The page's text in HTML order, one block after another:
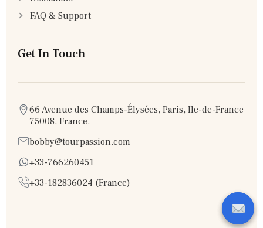
FAQ & Support
Get In Touch
66 Avenue des Champs-Élysées, Paris, Ile-de-France
75008, France.
bobby@tourpassion.com
+33-766260451
+33-182836024 (France)